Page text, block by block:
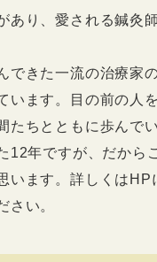
あり、愛される鍼灸
できた一流の治療家
います。目の前の人
たちとともに歩んで
12年ですが、だから
います。詳しくはHP
さい。